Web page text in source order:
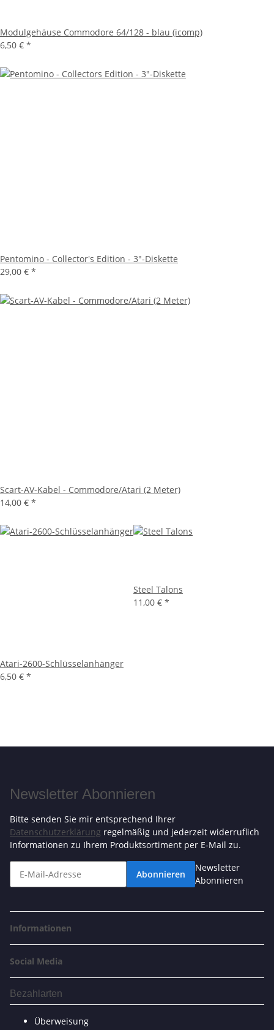
Modulgehäuse Commodore 64/128 - blau (icomp)
6,50 € *
Pentomino - Collector's Edition - 3"-Diskette
29,00 € *
Scart-AV-Kabel - Commodore/Atari (2 Meter)
14,00 € *
Atari-2600-Schlüsselanhänger
6,50 € *
Steel Talons
11,00 € *
Newsletter Abonnieren
Bitte senden Sie mir entsprechend Ihrer
Datenschutzerklärung regelmäßig und jederzeit widerruflich
Informationen zu Ihrem Produktsortiment per E-Mail zu.
Abonnieren
Newsletter
Abonnieren
Informationen
Social Media
Bezahlarten
Überweisung